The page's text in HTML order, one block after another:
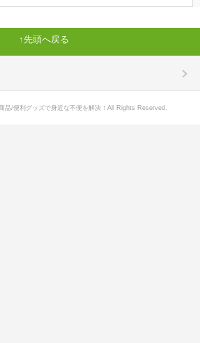
先頭へ戻る
品/便利グッズで身近な不便を解決！All Rights Reserved.